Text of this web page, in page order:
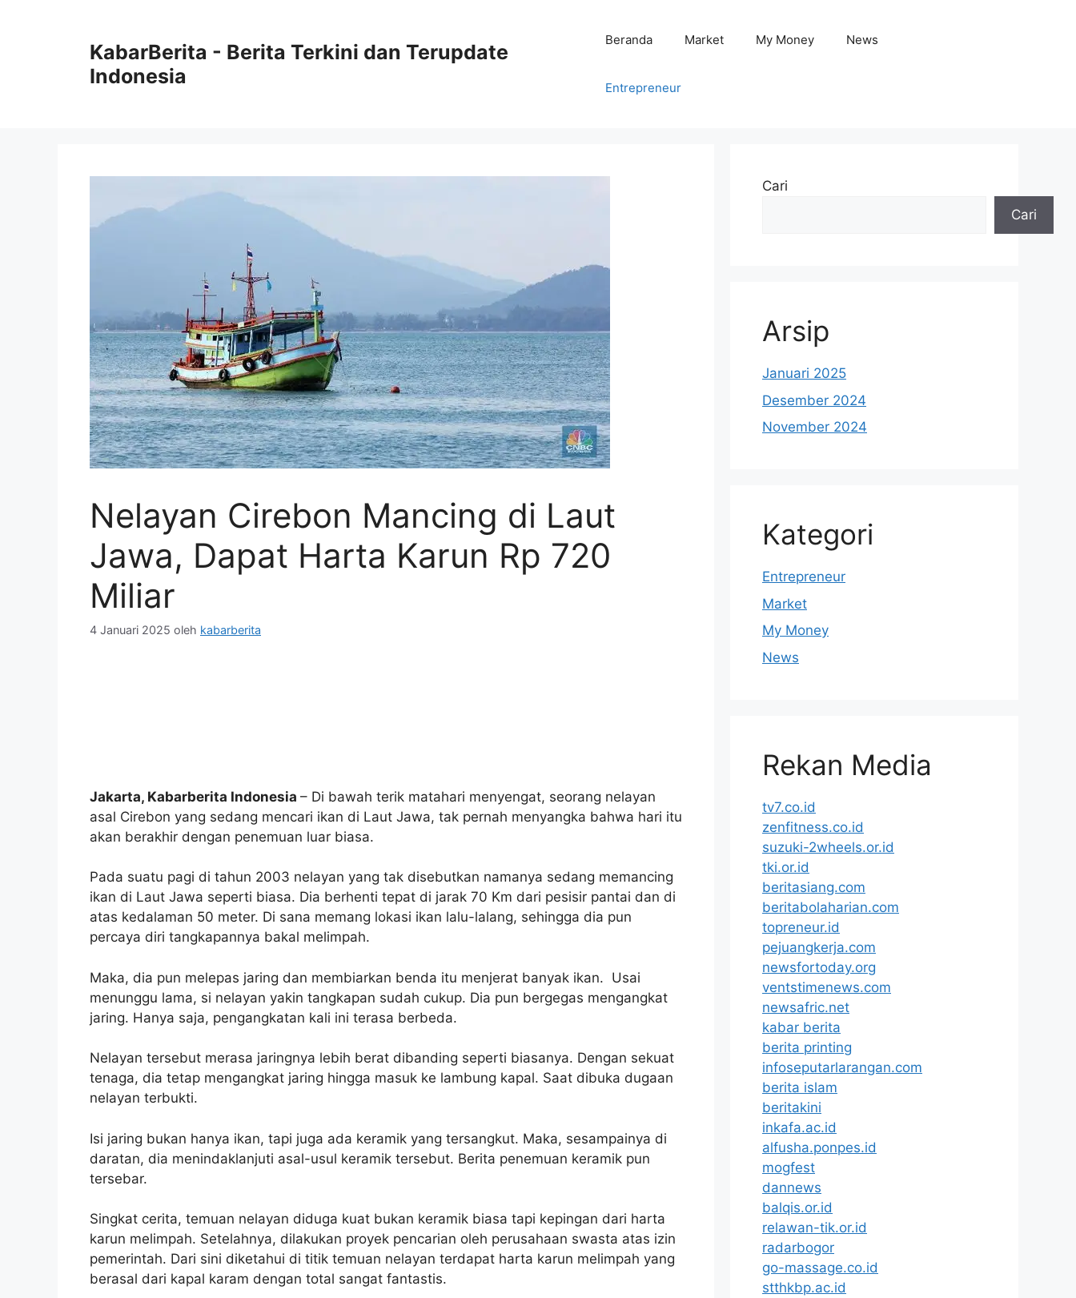
KabarBerita - Berita Terkini dan Terupdate
Indonesia
Beranda Market My Money News
Entrepreneur
Nelayan Cirebon Mancing di Laut
Jawa, Dapat Harta Karun Rp 720
Miliar
4 Januari 2025 oleh kabarberita
Jakarta, Kabarberita Indonesia – Di bawah terik matahari menyengat, seorang nelayan
asal Cirebon yang sedang mencari ikan di Laut Jawa, tak pernah menyangka bahwa hari itu
akan berakhir dengan penemuan luar biasa.
Pada suatu pagi di tahun 2003 nelayan yang tak disebutkan namanya sedang memancing
ikan di Laut Jawa seperti biasa. Dia berhenti tepat di jarak 70 Km dari pesisir pantai dan di
atas kedalaman 50 meter. Di sana memang lokasi ikan lalu-lalang, sehingga dia pun
percaya diri tangkapannya bakal melimpah.
Maka, dia pun melepas jaring dan membiarkan benda itu menjerat banyak ikan. Usai
menunggu lama, si nelayan yakin tangkapan sudah cukup. Dia pun bergegas mengangkat
jaring. Hanya saja, pengangkatan kali ini terasa berbeda.
Nelayan tersebut merasa jaringnya lebih berat dibanding seperti biasanya. Dengan sekuat
tenaga, dia tetap mengangkat jaring hingga masuk ke lambung kapal. Saat dibuka dugaan
nelayan terbukti.
Isi jaring bukan hanya ikan, tapi juga ada keramik yang tersangkut. Maka, sesampainya di
daratan, dia menindaklanjuti asal-usul keramik tersebut. Berita penemuan keramik pun
tersebar.
Singkat cerita, temuan nelayan diduga kuat bukan keramik biasa tapi kepingan dari harta
karun melimpah. Setelahnya, dilakukan proyek pencarian oleh perusahaan swasta atas izin
pemerintah. Dari sini diketahui di titik temuan nelayan terdapat harta karun melimpah yang
berasal dari kapal karam dengan total sangat fantastis.
Cari
Cari
Arsip
Januari 2025
Desember 2024
November 2024
Kategori
Entrepreneur
Market
My Money
News
Rekan Media
tv7.co.id
zenfitness.co.id
suzuki-2wheels.or.id
tki.or.id
beritasiang.com
beritabolaharian.com
topreneur.id
pejuangkerja.com
newsfortoday.org
ventstimenews.com
newsafric.net
kabar berita
berita printing
infoseputarlarangan.com
berita islam
beritakini
inkafa.ac.id
alfusha.ponpes.id
mogfest
dannews
balqis.or.id
relawan-tik.or.id
radarbogor
go-massage.co.id
stthkbp.ac.id